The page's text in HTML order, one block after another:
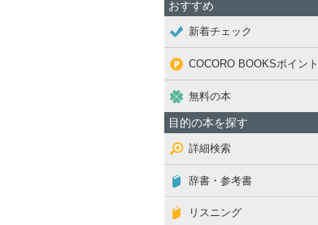
おすすめ
新着チェック
COCORO BOOKSポイント
無料の本
目的の本を探す
詳細検索
辞書・参考書
リスニング